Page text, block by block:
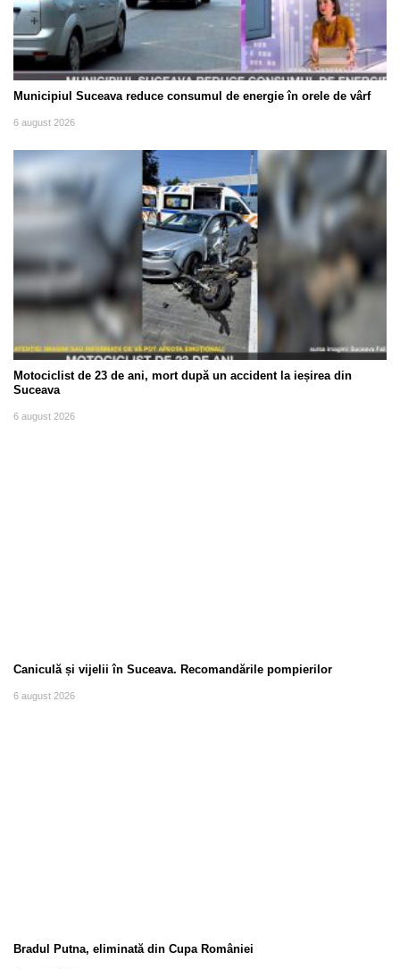
Municipiul Suceava reduce consumul de energie în orele de vârf
6 august 2026
Motociclist de 23 de ani, mort după un accident la ieșirea din
Suceava
6 august 2026
Caniculă și vijelii în Suceava. Recomandările pompierilor
6 august 2026
Bradul Putna, eliminată din Cupa României